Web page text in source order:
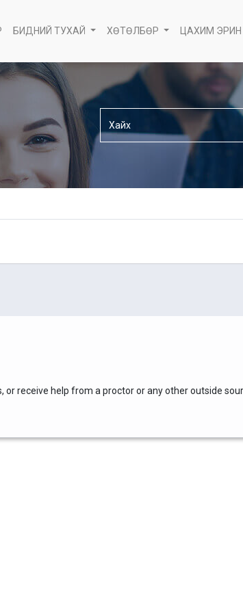
БИДНИЙ ТУХАЙ ХӨТӨЛБӨР ЦАХИМ ЭРИН
receive help from a proctor or any other outside